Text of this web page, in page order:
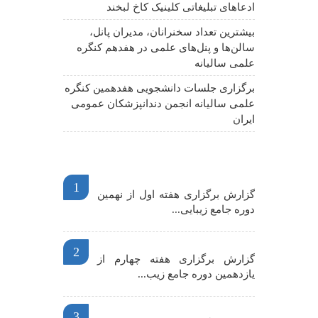
ادعاهای تبلیغاتی کلینیک کاخ لبخند
بیشترین تعداد سخنرانان، مدیران پانل،
سالن‌ها و پنل‌های علمی در هفدهم کنگره
علمی سالیانه
برگزاری جلسات دانشجویی هفدهمین کنگره
علمی سالیانه انجمن دندانپزشکان عمومی
ایران
1
گزارش برگزاری هفته اول از نهمین
دوره جامع زیبایی...
2
گزارش برگزاری هفته چهارم از
یازدهمین دوره جامع زیب...